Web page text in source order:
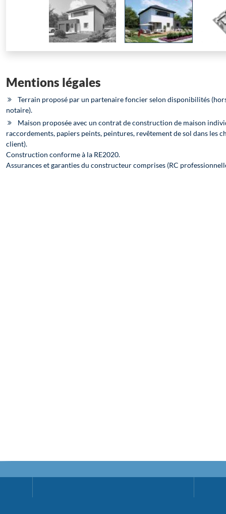
Mentions légales
Terrain proposé par un partenaire foncier selon disponibilités
notaire).
Maison proposée avec un contrat de construction de maison
raccordements, papiers peints, peintures, revêtement de sol dans les
client).
Construction conforme à la RE2020.
Assurances et garanties du constructeur comprises (RC